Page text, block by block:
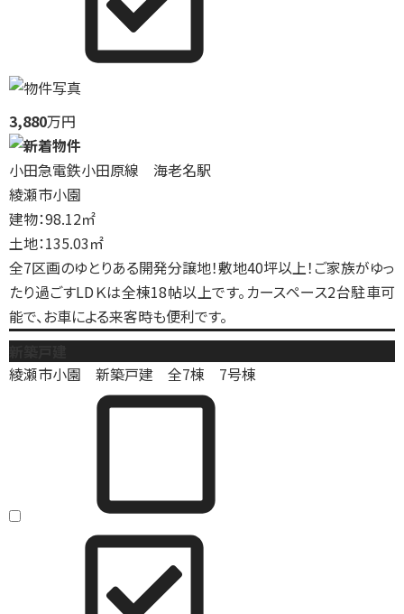
3,880万円
小田急電鉄小田原線 海老名駅
綾瀬市小園
建物：98.12㎡
土地：135.03㎡
全7区画のゆとりある開発分譲地！敷地40坪以上！ご家族がゆっ
たり過ごすLDＫは全棟18帖以上です。カースペース2台駐車可
能で、お車による来客時も便利です。
綾瀬市小園 新築戸建 全7棟 7号棟